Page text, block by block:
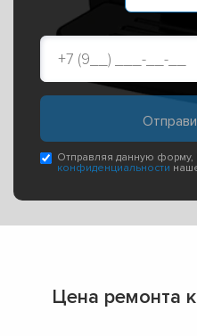
Отправляя данную форму,
конфиденциальности
Цена ремонта